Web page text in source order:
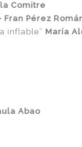
Comitre
Fran Pérez
inflable” María
Abao